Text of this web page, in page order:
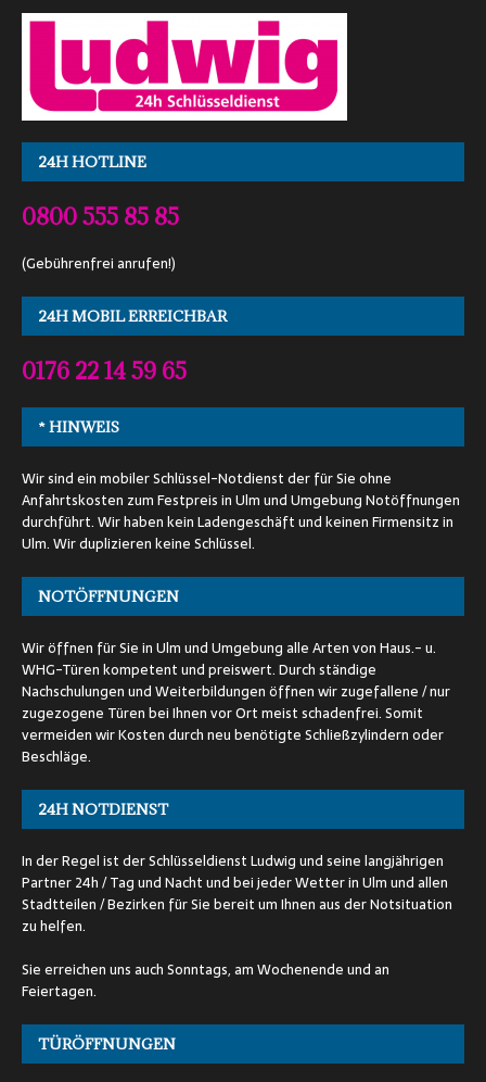
24H HOTLINE
0800 555 85 85
(Gebührenfrei anrufen!)
24H MOBIL ERREICHBAR
0176 22 14 59 65
* HINWEIS
Wir sind ein mobiler Schlüssel-Notdienst der für Sie ohne
Anfahrtskosten zum Festpreis in Ulm und Umgebung Notöffnungen
durchführt. Wir haben kein Ladengeschäft und keinen Firmensitz in
Ulm. Wir duplizieren keine Schlüssel.
NOTÖFFNUNGEN
Wir öffnen für Sie in Ulm und Umgebung alle Arten von Haus.- u.
WHG-Türen kompetent und preiswert. Durch ständige
Nachschulungen und Weiterbildungen öffnen wir zugefallene / nur
zugezogene Türen bei Ihnen vor Ort meist schadenfrei. Somit
vermeiden wir Kosten durch neu benötigte Schließzylindern oder
Beschläge.
24H NOTDIENST
In der Regel ist der Schlüsseldienst Ludwig und seine langjährigen
Partner 24h / Tag und Nacht und bei jeder Wetter in Ulm und allen
Stadtteilen / Bezirken für Sie bereit um Ihnen aus der Notsituation
zu helfen.
Sie erreichen uns auch Sonntags, am Wochenende und an
Feiertagen.
TÜRÖFFNUNGEN